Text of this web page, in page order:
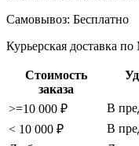
Самовывоз: Бесплатно
Курьерская доставка
Стоимость
заказа
>=10 000 ₽
В
< 10 000 ₽
В